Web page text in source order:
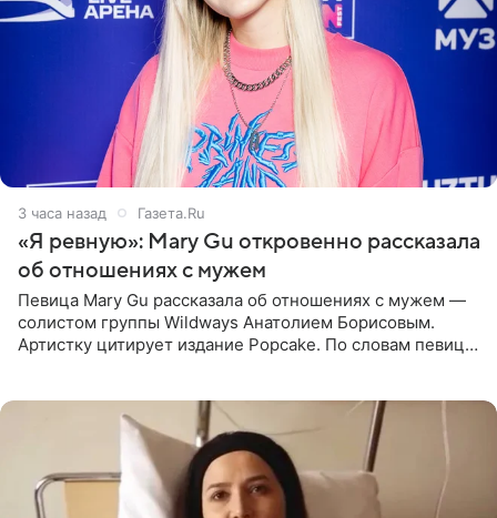
3 часа назад Газета.Ru
«Я ревную»: Mary Gu откровенно рассказала
об отношениях с мужем
Певица Mary Gu рассказала об отношениях с мужем —
солистом группы Wildways Анатолием Борисовым.
Артистку цитирует издание Popcake. По словам певицы,